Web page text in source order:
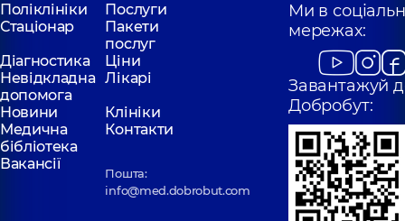
Поліклініки
Послуги
Стаціонар
Пакети
послуг
Діагностика
Ціни
Невідкладна
допомога
Лікарі
Новини
Клініки
Медична
бібліотека
Контакти
Вакансії
Пошта:
info@med.dobrobut.com
Ми в
мережах:
Завантажуй
Добробут: